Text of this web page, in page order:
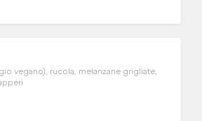
vegano), rucola, melanzane grigliate,